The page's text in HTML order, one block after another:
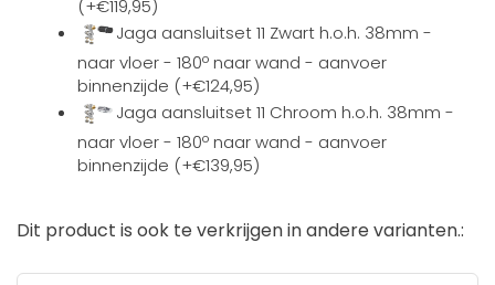
(+€119,95)
Jaga aansluitset 11 Zwart h.o.h. 38mm -
naar vloer - 180º naar wand - aanvoer
binnenzijde (+€124,95)
Jaga aansluitset 11 Chroom h.o.h. 38mm -
naar vloer - 180º naar wand - aanvoer
binnenzijde (+€139,95)
Dit product is ook te verkrijgen in andere varianten.: